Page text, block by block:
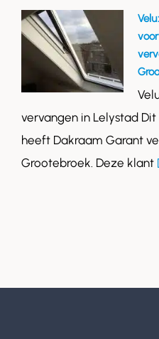
voor
vervangen in Lelystad
heeft Dakraam Garant
Grootebroek. Deze klant